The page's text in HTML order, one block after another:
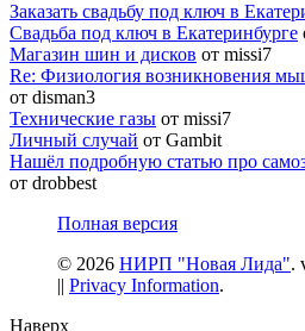
Заказать свадьбу под ключ в
Cвадьба под ключ в Екатеринбурге
Магазин шин и дисков от missi7
Re: Физиология возникновения
от disman3
Технические газы от missi7
Личный случай от Gambit
Нашёл подробную статью про
от drobbest
Полная версия
© 2026 НИРП "Новая Лида".
|| Privacy Information.
Наверх